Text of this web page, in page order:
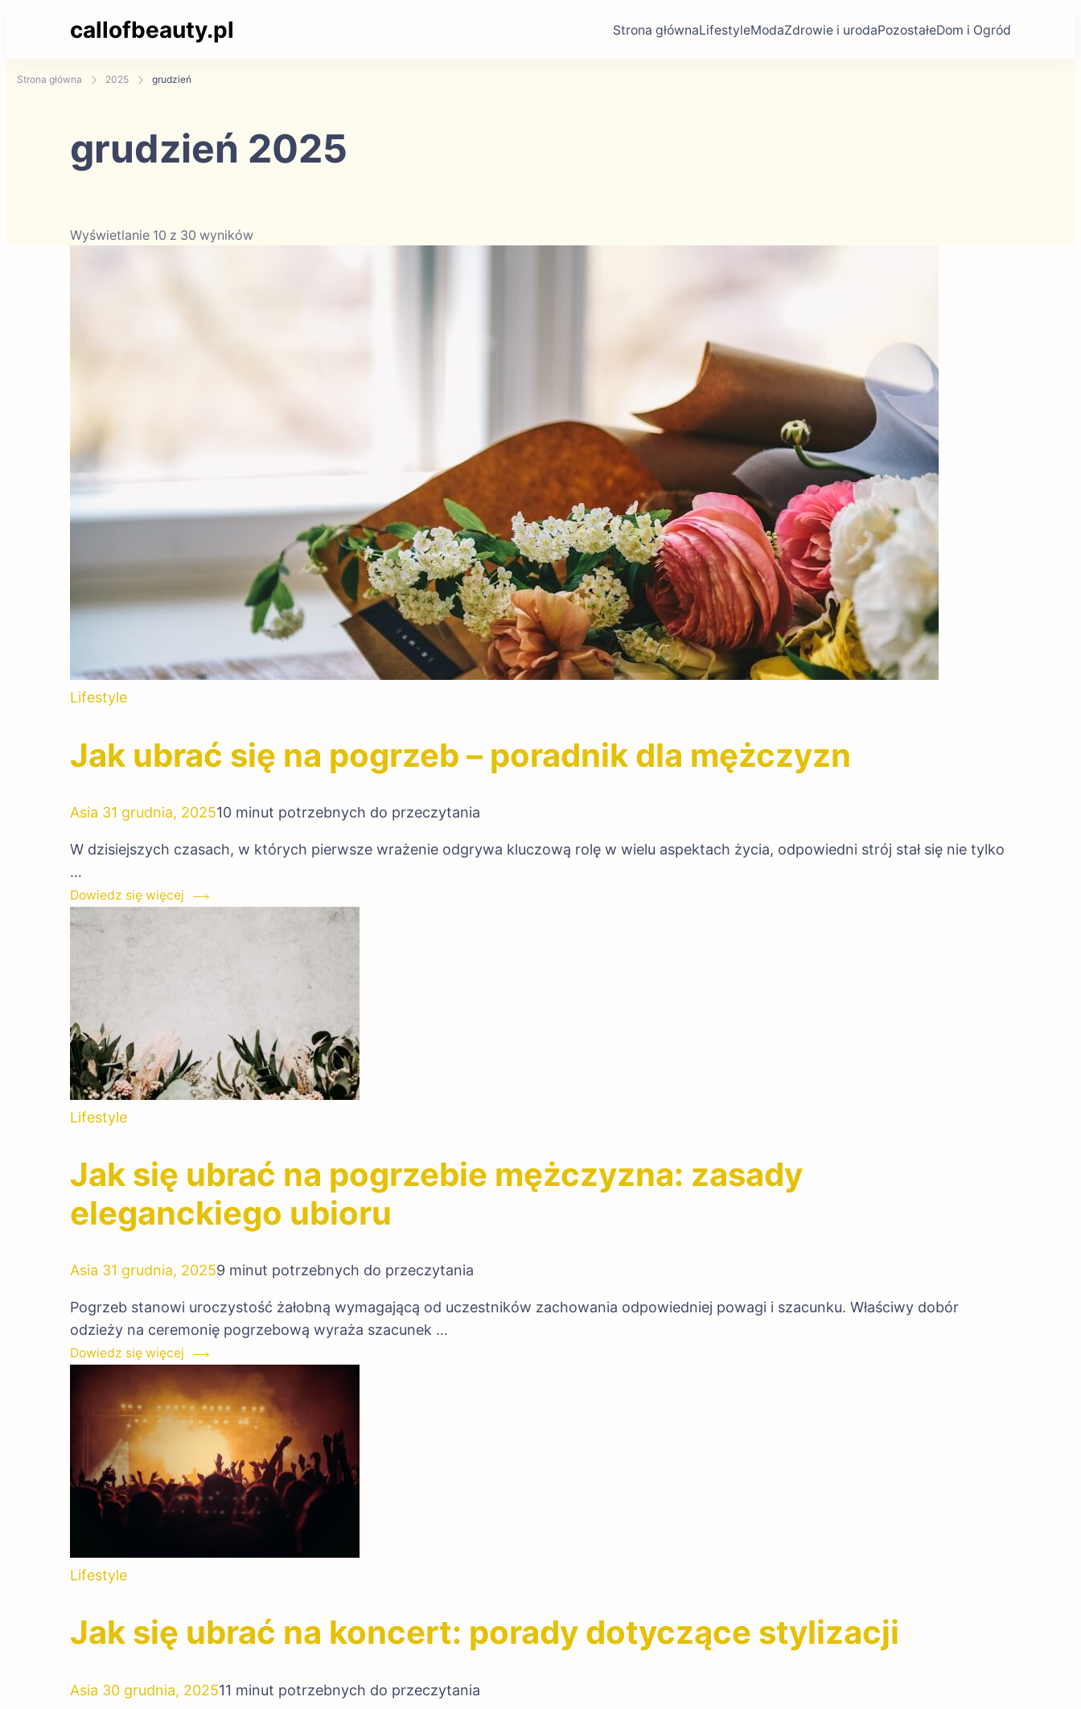
callofbeauty.pl Strona głównaLifestyleModaZdrowie i urodaPozostałeDom i Ogród
Strona główna 2025 grudzień
grudzień 2025
Wyświetlanie 10 z 30 wyników
Lifestyle
Jak ubrać się na pogrzeb – poradnik dla mężczyzn
Asia 31 grudnia, 202510 minut potrzebnych do przeczytania
W dzisiejszych czasach, w których pierwsze wrażenie odgrywa kluczową rolę w wielu aspektach życia, odpowiedni strój stał się nie tylko
…
Dowiedz się więcej
Lifestyle
Jak się ubrać na pogrzebie mężczyzna: zasady
eleganckiego ubioru
Asia 31 grudnia, 20259 minut potrzebnych do przeczytania
Pogrzeb stanowi uroczystość żałobną wymagającą od uczestników zachowania odpowiedniej powagi i szacunku. Właściwy dobór
odzieży na ceremonię pogrzebową wyraża szacunek …
Dowiedz się więcej
Lifestyle
Jak się ubrać na koncert: porady dotyczące stylizacji
Asia 30 grudnia, 202511 minut potrzebnych do przeczytania